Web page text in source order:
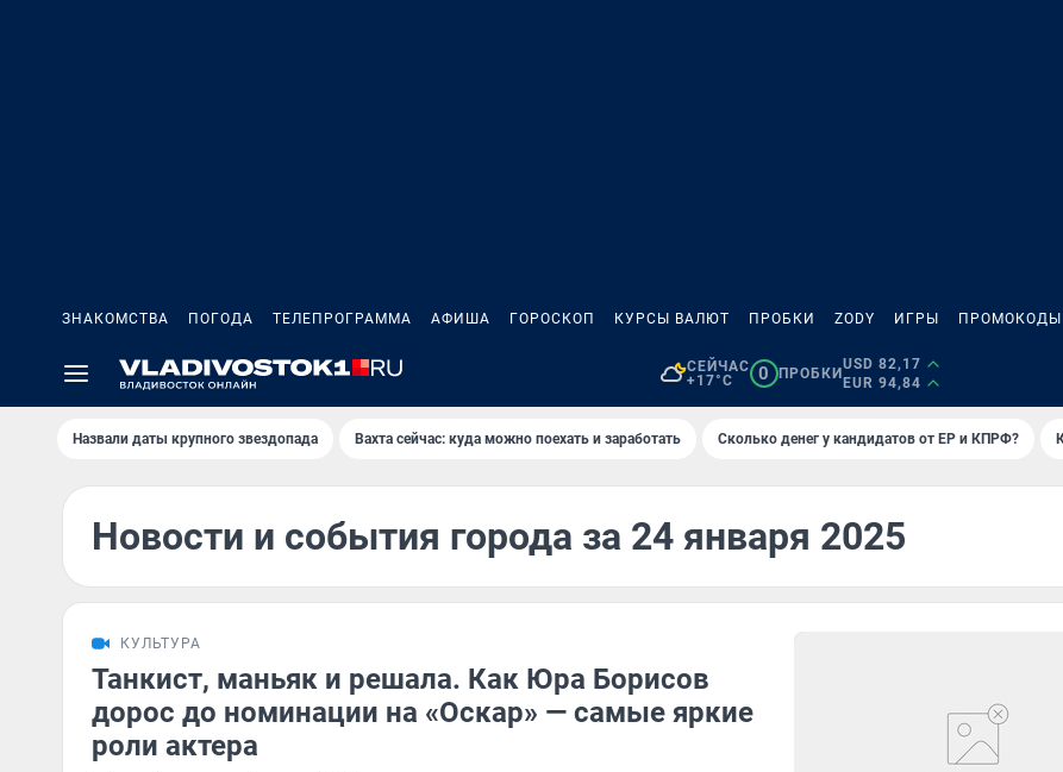
ЗНАКОМСТВА ПОГОДА ТЕЛЕПРОГРАММА АФИША ГОРОСКОП КУРСЫ ВАЛЮТ ПРОБКИ ZODY ИГРЫ ПРОМОКОДЫ
СЕЙЧАС
+17°C
0 ПРОБКИ
USD 82,17
EUR 94,84
Назвали даты крупного звездопада Вахта сейчас: куда можно поехать и заработать Сколько денег у кандидатов от ЕР и КПРФ?
Новости и события города за 24 января 2025
КУЛЬТУРА
Танкист, маньяк и решала. Как Юра Борисов
дорос до номинации на «Оскар» — самые яркие
роли актера